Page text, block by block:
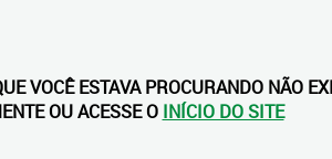
VOCÊ ESTAVA PROCURANDO NÃO
OU ACESSE O INÍCIO DO SITE